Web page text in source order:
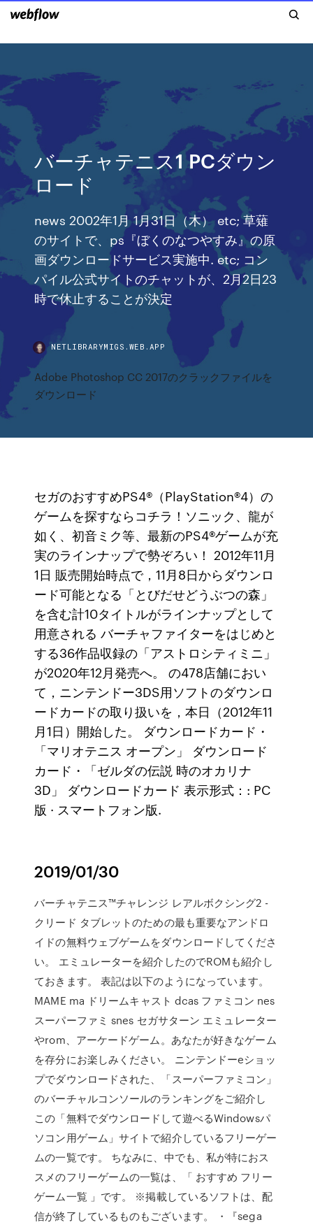
バーチャテニス1 PCダウン
ロード
news 2002年1月 1月31日（木） etc; 草薙
のサイトで、ps『ぼくのなつやすみ』の原
画ダウンロードサービス実施中. etc; コン
パイル公式サイトのチャットが、2月2日23
時で休止することが決定
NETLIBRARYMIGS.WEB.APP
Adobe Photoshop CC 2017のクラックファイルを
ダウンロード
セガのおすすめPS4®（PlayStation®4）の
ゲームを探すならコチラ！ソニック、龍が
如く、初音ミク等、最新のPS4®ゲームが充
実のラインナップで勢ぞろい！ 2012年11月
1日 販売開始時点で，11月8日からダウンロ
ード可能となる「とびだせどうぶつの森」
を含む計10タイトルがラインナップとして
用意される バーチャファイターをはじめと
する36作品収録の「アストロシティミニ」
が2020年12月発売へ。 の478店舗におい
て，ニンテンドー3DS用ソフトのダウンロ
ードカードの取り扱いを，本日（2012年11
月1日）開始した。 ダウンロードカード・
「マリオテニス オープン」 ダウンロード
カード・「ゼルダの伝説 時のオカリナ
3D」 ダウンロードカード 表示形式：: PC
版 · スマートフォン版.
2019/01/30
バーチャテニス™チャレンジ レアルボクシング2 -
クリード タブレットのための最も重要なアンドロ
イドの無料ウェブゲームをダウンロードしてくださ
い。 エミュレーターを紹介したのでROMも紹介し
ておきます。 表記は以下のようになっています。
MAME ma ドリームキャスト dcas ファミコン nes
スーパーファミ snes セガサターン エミュレーター
やrom、アーケードゲーム。あなたが好きなゲーム
を存分にお楽しみください。 ニンテンドーeショッ
プでダウンロードされた、「スーパーファミコン」
のバーチャルコンソールのランキングをご紹介し
この「無料でダウンロードして遊べるWindowsパ
ソコン用ゲーム」サイトで紹介しているフリーゲー
ムの一覧です。 ちなみに、中でも、私が特におス
スメのフリーゲームの一覧は、「 おすすめ フリー
ゲーム一覧 」です。 ※掲載しているソフトは、配
信が終了しているものもございます。 ・『sega